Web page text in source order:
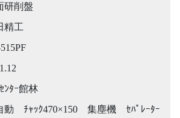
研削盤
精工
ﾝﾀｰ館林
動 ﾁｬｯｸ470×150 集塵機 ｾﾊﾟﾚｰﾀｰ